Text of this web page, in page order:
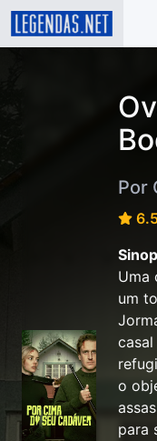
Por
Uma
um
o
para